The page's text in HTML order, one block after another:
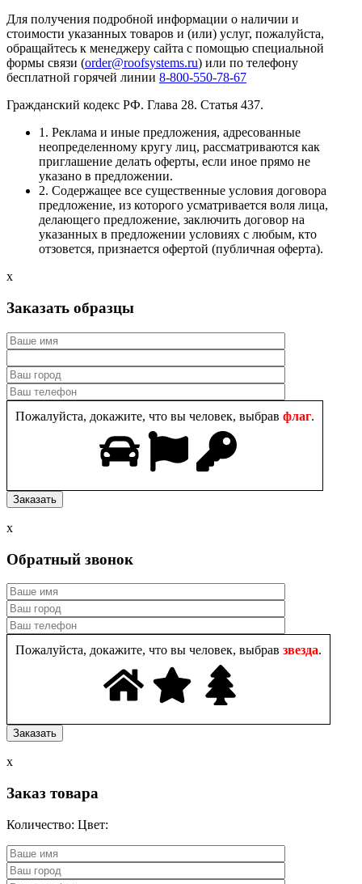
Для получения подробной информации о наличии и
стоимости указанных товаров и (или) услуг, пожалуйста,
обращайтесь к менеджеру сайта с помощью специальной
формы связи (order@roofsystems.ru) или по телефону
бесплатной горячей линии 8-800-550-78-67
Гражданский кодекс РФ. Глава 28. Статья 437.
1. Реклама и иные предложения, адресованные
неопределенному кругу лиц, рассматриваются как
приглашение делать оферты, если иное прямо не
указано в предложении.
2. Содержащее все существенные условия договора
предложение, из которого усматривается воля лица,
делающего предложение, заключить договор на
указанных в предложении условиях с любым, кто
отзовется, признается офертой (публичная оферта).
x
Заказать образцы
Пожалуйста, докажите, что вы человек, выбрав флаг.
x
Обратный звонок
Пожалуйста, докажите, что вы человек, выбрав звезда.
x
Заказ товара
Количество: Цвет: